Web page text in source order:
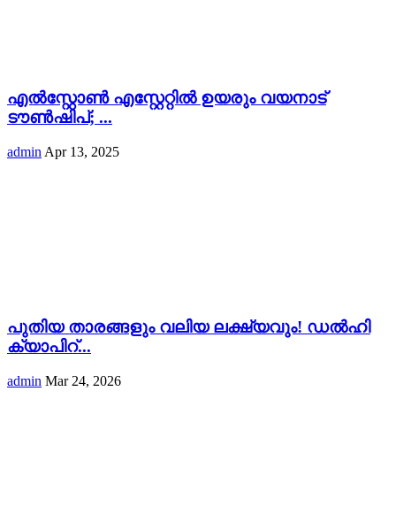
എൽസ്റ്റോൺ എസ്റ്റേറ്റിൽ ഉയരും വയനാട്
ടൗൺഷിപ്; ...
admin Apr 13, 2025
പുതിയ താരങ്ങളും വലിയ ലക്ഷ്യവും! ഡൽഹി
ക്യാപിറ്...
admin Mar 24, 2026